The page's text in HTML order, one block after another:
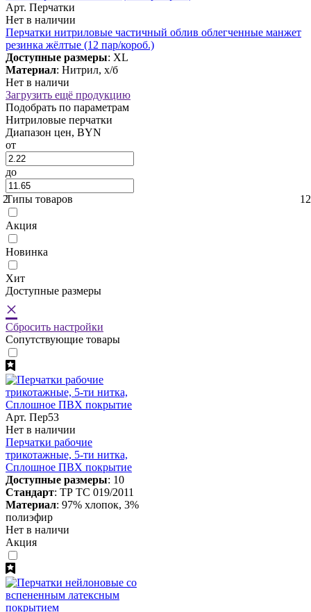
Арт. Перчатки
Нет в наличии
Перчатки нитриловые частичный облив облегченные манжет
резинка жёлтые (12 пар/короб.)
Доступные размеры: XL
Материал: Нитрил, х/б
Нет в наличи
Загрузить ещё продукцию
Подобрать по параметрам
Нитриловые перчатки
Диапазон цен, BYN
от
до
2 12
Типы товаров
Акция
Новинка
Хит
Доступные размеры
×
Сбросить настройки
Cопутствующие товары
Арт. Пер53
Нет в наличии
Перчатки рабочие
трикотажные, 5-ти нитка,
Сплошное ПВХ покрытие
Доступные размеры: 10
Стандарт: ТР ТС 019/2011
Материал: 97% хлопок, 3%
полиэфир
Нет в наличи
Акция